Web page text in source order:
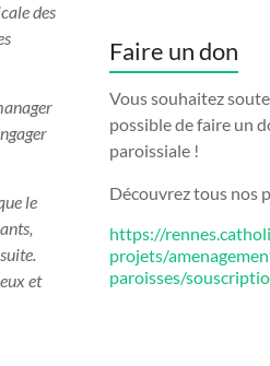
des
le
et
Faire un don
Vous souhaitez
possible de faire un
paroissiale !
Découvrez tous nos
https://
projets/
paroisses/